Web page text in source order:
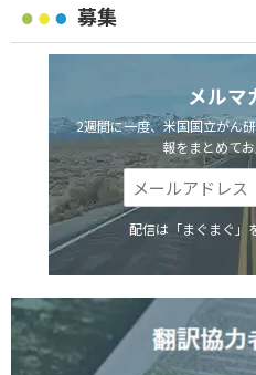
募集
メルマ
2週間に一度、米国国立がん
報をまとめてお
配信は「まぐまぐ」